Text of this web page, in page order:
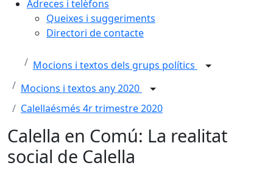
Adreces i telèfons
Queixes i suggeriments
Directori de contacte
Mocions i textos dels grups polítics
Mocions i textos any 2020
Calellaésmés 4r trimestre 2020
Calella en Comú: La realitat
social de Calella